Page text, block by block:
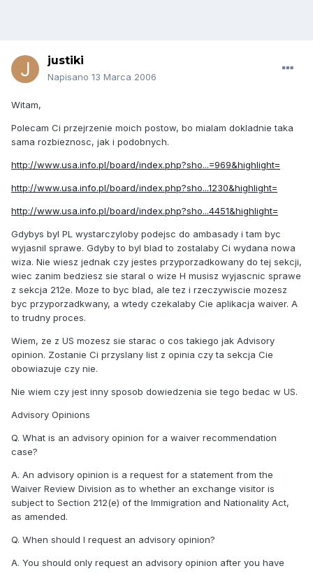
justiki
Napisano 13 Marca 2006
Witam,
Polecam Ci przejrzenie moich postow, bo mialam dokladnie taka
sama rozbieznosc, jak i podobnych.
http://www.usa.info.pl/board/index.php?sho...=969&highlight=
http://www.usa.info.pl/board/index.php?sho...1230&highlight=
http://www.usa.info.pl/board/index.php?sho...4451&highlight=
Gdybys byl PL wystarczyloby podejsc do ambasady i tam byc
wyjasnil sprawe. Gdyby to byl blad to zostalaby Ci wydana nowa
wiza. Nie wiesz jednak czy jestes przyporzadkowany do tej sekcji,
wiec zanim bedziesz sie staral o wize H musisz wyjascnic sprawe
z sekcja 212e. Moze to byc blad, ale tez i rzeczywiscie mozesz
byc przyporzadkwany, a wtedy czekalaby Cie aplikacja waiver. A
to trudny proces.
Wiem, ze z US mozesz sie starac o cos takiego jak Advisory
opinion. Zostanie Ci przyslany list z opinia czy ta sekcja Cie
obowiazuje czy nie.
Nie wiem czy jest inny sposob dowiedzenia sie tego bedac w US.
Advisory Opinions
Q. What is an advisory opinion for a waiver recommendation
case?
A. An advisory opinion is a request for a statement from the
Waiver Review Division as to whether an exchange visitor is
subject to Section 212(e) of the Immigration and Nationality Act,
as amended.
Q. When should I request an advisory opinion?
A. You should only request an advisory opinion after you have